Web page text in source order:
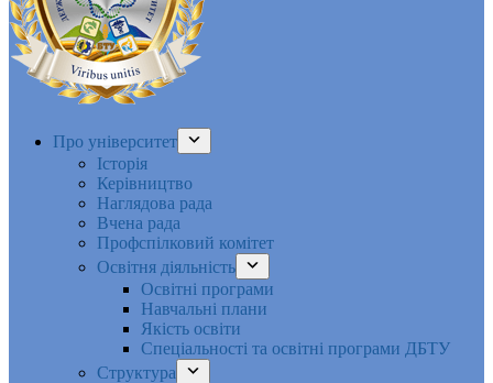
Про університет
Історія
Керівництво
Наглядова рада
Вчена рада
Профспілковий комітет
Освітня діяльність
Освітні програми
Навчальні плани
Якість освіти
Спеціальності та освітні програми ДБТУ
Структура